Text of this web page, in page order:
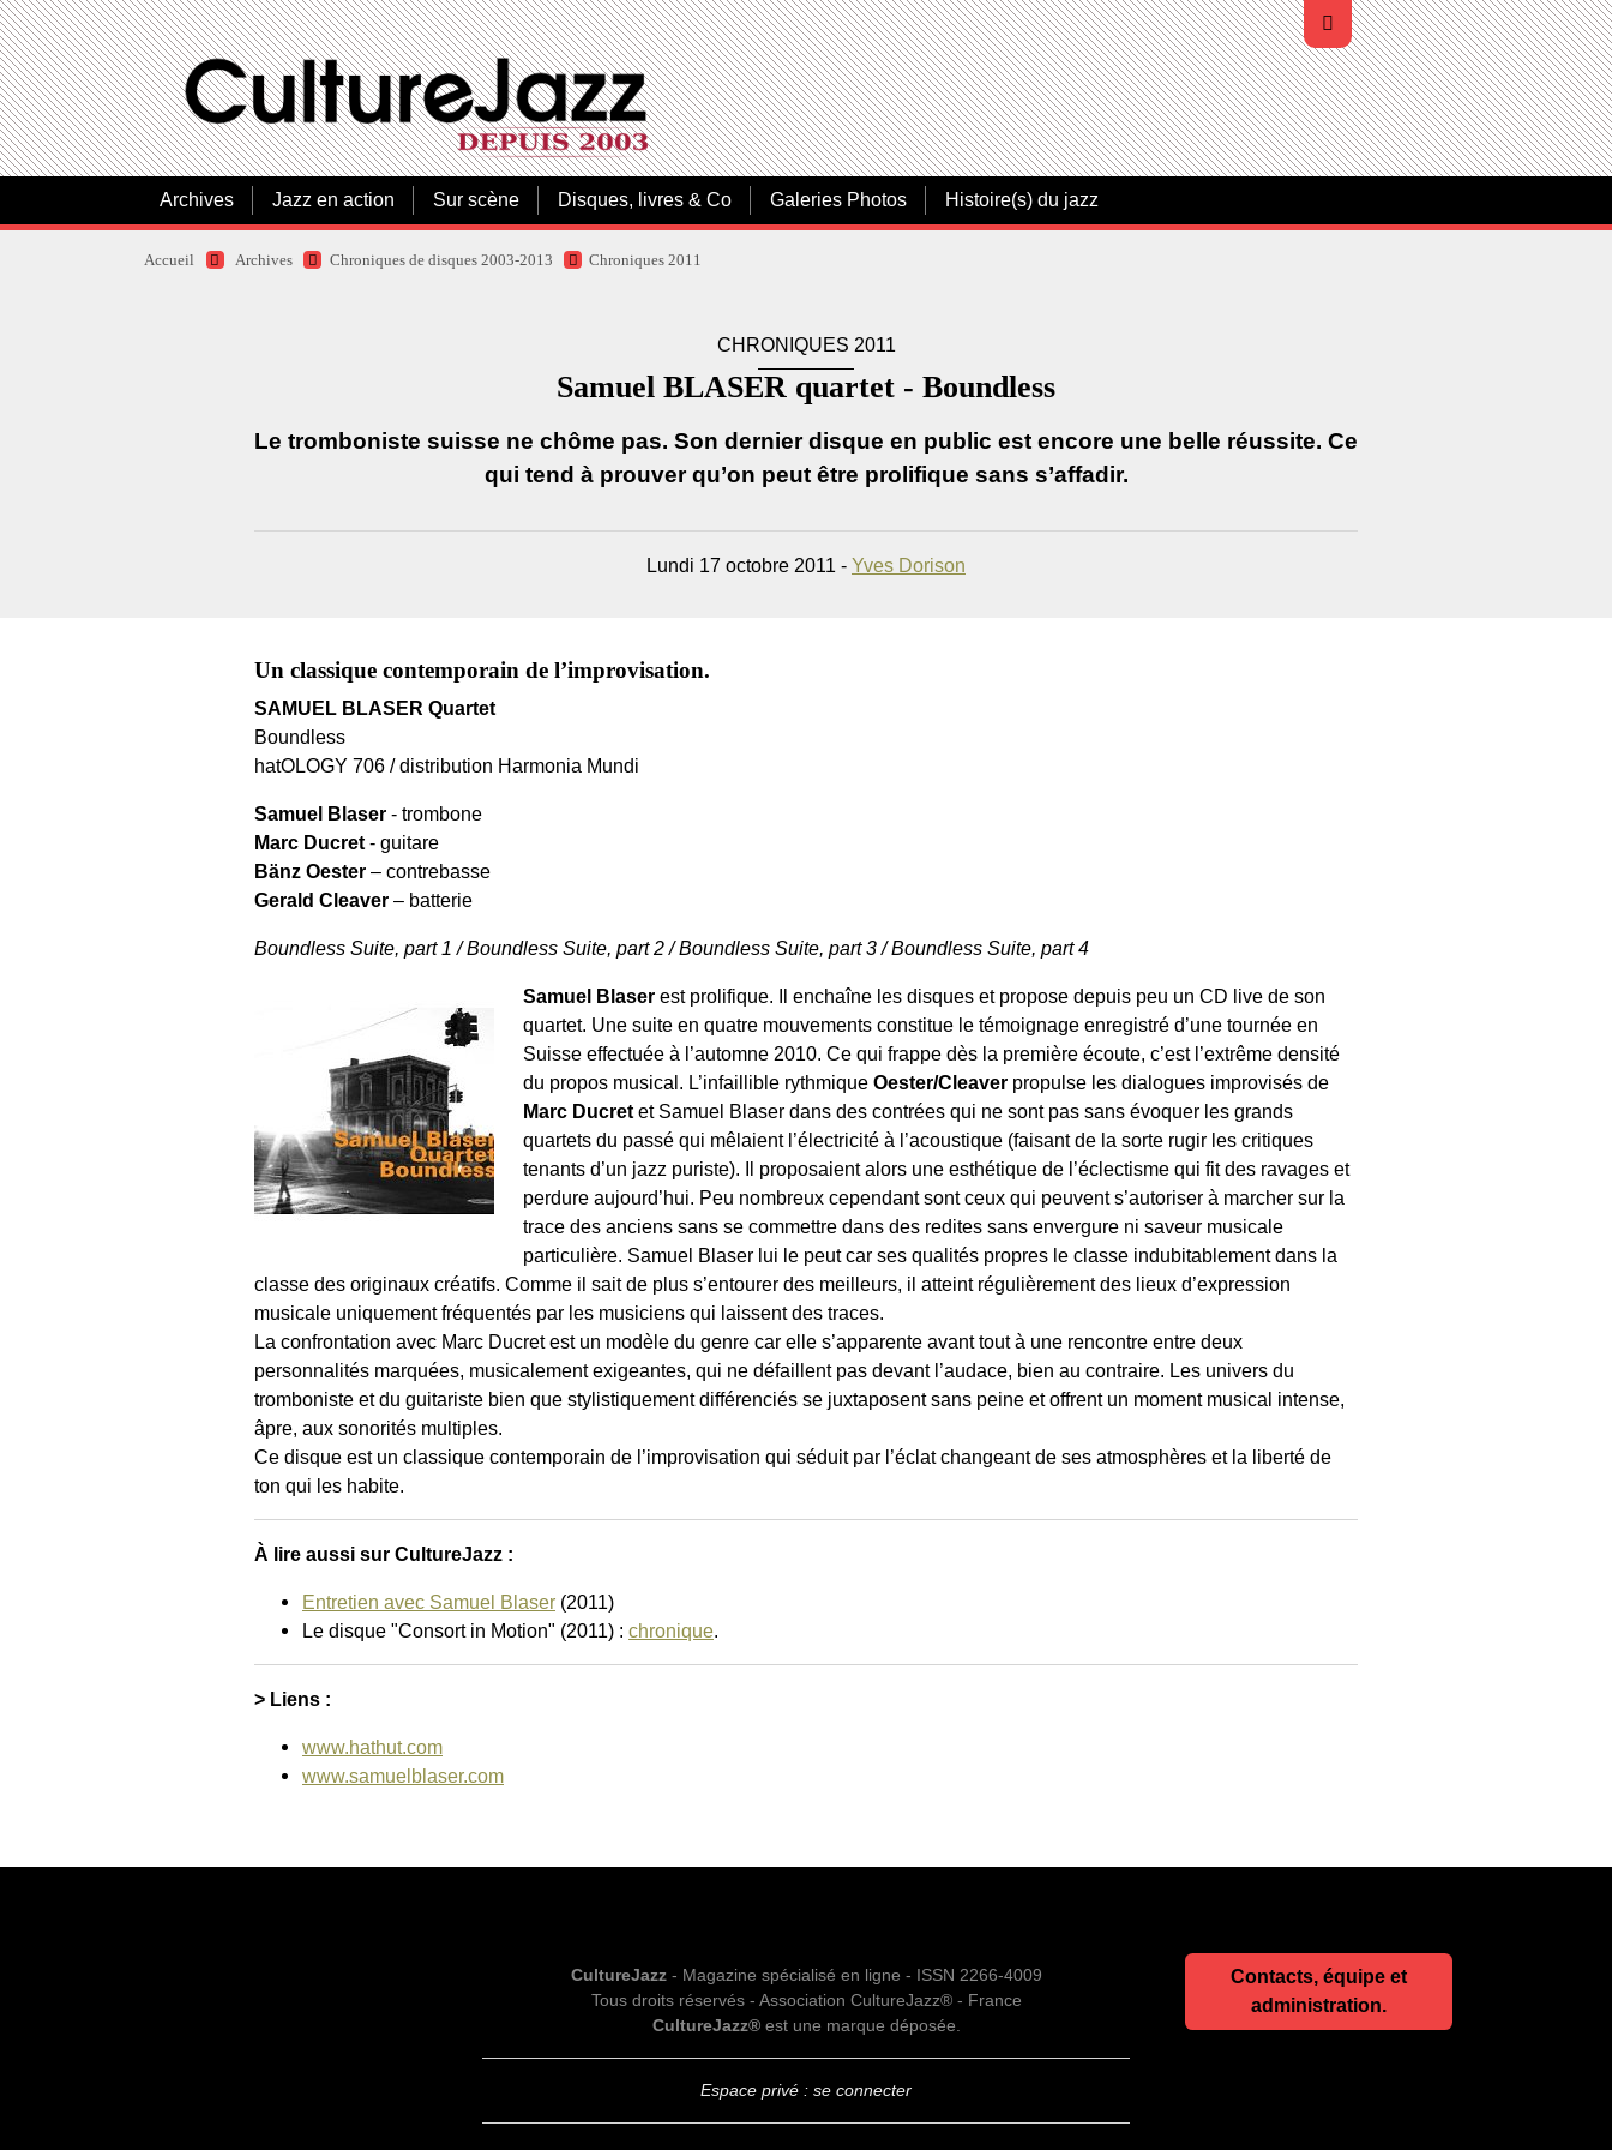
Archives Jazz en action Sur scène Disques, livres & Co Galeries Photos Histoire(s) du jazz
Accueil Archives Chroniques de disques 2003-2013 Chroniques 2011
CHRONIQUES 2011
Samuel BLASER quartet - Boundless
Le tromboniste suisse ne chôme pas. Son dernier disque en public est encore une belle réussite. Ce
qui tend à prouver qu’on peut être prolifique sans s’affadir.
Lundi 17 octobre 2011 - Yves Dorison
Un classique contemporain de l’improvisation.
SAMUEL BLASER Quartet
Boundless
hatOLOGY 706 / distribution Harmonia Mundi
Samuel Blaser - trombone
Marc Ducret - guitare
Bänz Oester – contrebasse
Gerald Cleaver – batterie
Boundless Suite, part 1 / Boundless Suite, part 2 / Boundless Suite, part 3 / Boundless Suite, part 4
Samuel Blaser est prolifique. Il enchaîne les disques et propose depuis peu un CD live de son
quartet. Une suite en quatre mouvements constitue le témoignage enregistré d’une tournée en
Suisse effectuée à l’automne 2010. Ce qui frappe dès la première écoute, c’est l’extrême densité
du propos musical. L’infaillible rythmiqueOester/Cleaver propulse les dialogues improvisés de
Marc Ducret et Samuel Blaser dans des contrées qui ne sont pas sans évoquer les grands
quartets du passé qui mêlaient l’électricité à l’acoustique (faisant de la sorte rugir les critiques
tenants d’un jazz puriste). Il proposaient alors une esthétique de l’éclectisme qui fit des ravages et
perdure aujourd’hui. Peu nombreux cependant sont ceux qui peuvent s’autoriser à marcher sur la
trace des anciens sans se commettre dans des redites sans envergure ni saveur musicale
particulière. Samuel Blaser lui le peut car ses qualités propres le classe indubitablement dans la
classe des originaux créatifs. Comme il sait de plus s’entourer des meilleurs, il atteint régulièrement des lieux d’expression
musicale uniquement fréquentés par les musiciens qui laissent des traces.
La confrontation avec Marc Ducret est un modèle du genre car elle s’apparente avant tout à une rencontre entre deux
personnalités marquées, musicalement exigeantes, qui ne défaillent pas devant l’audace, bien au contraire. Les univers du
tromboniste et du guitariste bien que stylistiquement différenciés se juxtaposent sans peine et offrent un moment musical intense,
âpre, aux sonorités multiples.
Ce disque est un classique contemporain de l’improvisation qui séduit par l’éclat changeant de ses atmosphères et la liberté de
ton qui les habite.
À lire aussi sur CultureJazz :
Entretien avec Samuel Blaser (2011)
Le disque "Consort in Motion" (2011) : chronique.
> Liens :
www.hathut.com
www.samuelblaser.com
CultureJazz- Magazine spécialisé en ligne - ISSN 2266-4009
Tous droits réservés - Association CultureJazz® - France
CultureJazz®est une marque déposée.
Espace privé : se connecter
Contacts, équipe et
administration.